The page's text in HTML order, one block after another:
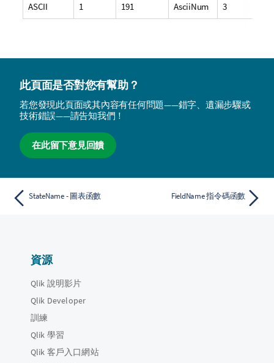
ASCII 1 191 AsciiNum 3
此頁面是否對您有幫助？
若您發現此頁面或其內容有任何問題——錯字、遺漏步驟或
技術錯誤——請告知我們！
在此留下意見回饋
StateName - 圖表函數 FieldName 指令碼函數
資源
Qlik 說明影片
Qlik Developer
訓練
Qlik 學習
Qlik 客戶入口網站